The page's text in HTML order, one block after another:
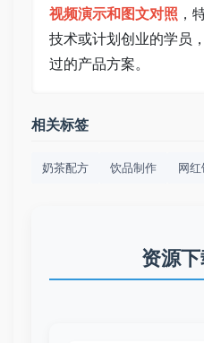
视频演示和图文对照 ，
技术或计划创业的学员
过的产品方案。
相关标签
奶茶配方 饮品制作 网
资源